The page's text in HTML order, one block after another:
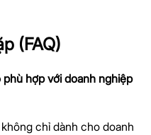
(FAQ)
hợp với doanh nghiệp
chỉ dành cho doanh